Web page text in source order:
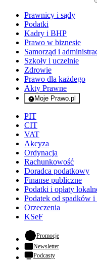
Prawnicy i sądy
Podatki
Kadry i BHP
Prawo w biznesie
Samorząd i
Szkoły i uczelnie
Zdrowie
Prawo dla każdego
Akty Prawne
Moje Prawo.pl
- rejestracja i
PIT
CIT
VAT
Akcyza
Ordynacja
Rachunkowość
Doradca podatkowy
Finanse publiczne
Podatki i opłaty
Podatek od spadków
Orzeczenia
KSeF
Promocje- otwiera się w
Newsletter
Podcasty